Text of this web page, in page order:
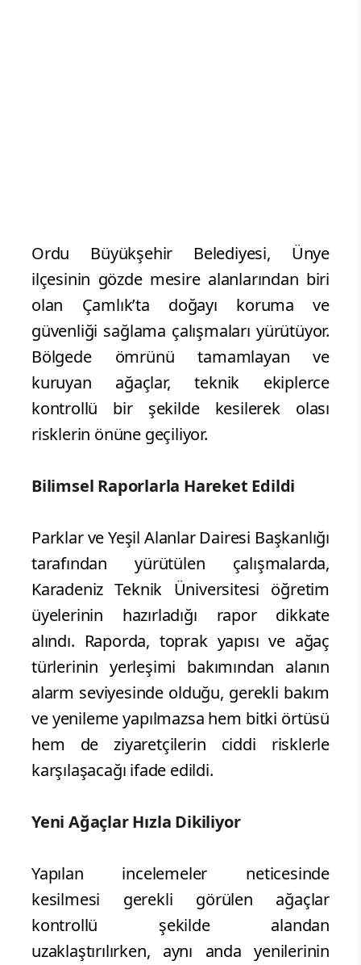
Ordu Büyükşehir Belediyesi, Ünye
ilçesinin gözde mesire alanlarından biri
olan Çamlık’ta doğayı koruma ve
güvenliği sağlama çalışmaları yürütüyor.
Bölgede ömrünü tamamlayan ve
kuruyan ağaçlar, teknik ekiplerce
kontrollü bir şekilde kesilerek olası
risklerin önüne geçiliyor.
Bilimsel Raporlarla Hareket Edildi
Parklar ve Yeşil Alanlar Dairesi Başkanlığı
tarafından yürütülen çalışmalarda,
Karadeniz Teknik Üniversitesi öğretim
üyelerinin hazırladığı rapor dikkate
alındı. Raporda, toprak yapısı ve ağaç
türlerinin yerleşimi bakımından alanın
alarm seviyesinde olduğu, gerekli bakım
ve yenileme yapılmazsa hem bitki örtüsü
hem de ziyaretçilerin ciddi risklerle
karşılaşacağı ifade edildi.
Yeni Ağaçlar Hızla Dikiliyor
Yapılan incelemeler neticesinde
kesilmesi gerekli görülen ağaçlar
kontrollü şekilde alandan
uzaklaştırılırken, aynı anda yenilerinin